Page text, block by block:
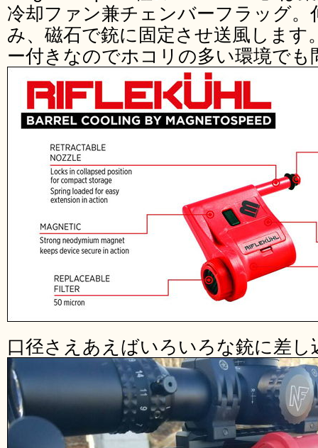
冷却ファン兼チェンバーフラッグ
み、磁石で銃に固定させ送風します
ー付きなのでホコリの多い環境でも
口径さえあえばいろいろな銃に差